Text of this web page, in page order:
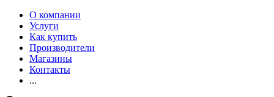
О компании
Услуги
Как купить
Производители
Магазины
Контакты
...